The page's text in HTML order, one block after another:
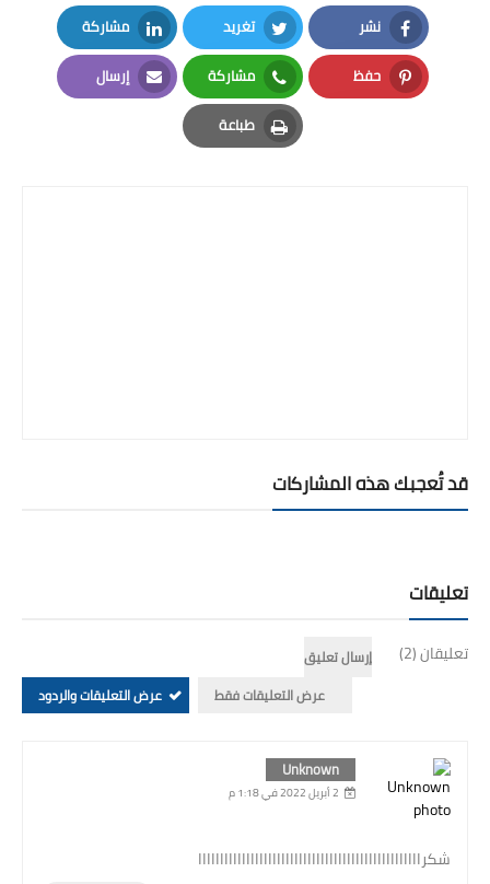
نشر
Facebook
تغريد
Twitter
مشاركة
LinkedIn
حفظ
Pinterest
مشاركة
Whatsapp
إرسال
Email
طباعة
Print
قد تُعجبك هذه المشاركات
تعليقات
تعليقان (2)
إرسال تعليق
عرض التعليقات فقط
عرض التعليقات والردود
Unknown
2 أبريل 2022 في 1:18 م
شكرااااااااااااااااااااااااااااااااااااااااااااااااااا